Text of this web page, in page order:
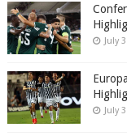
July
July